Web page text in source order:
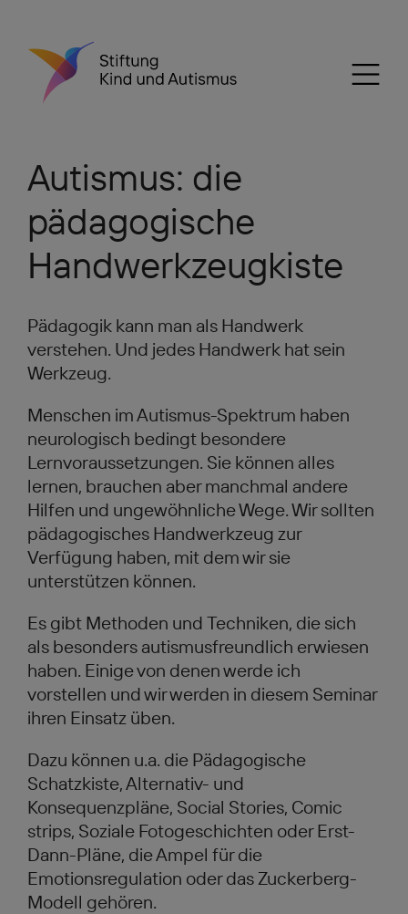
Autismus: die
pädagogische
Handwerkzeugkiste
Pädagogik kann man als Handwerk
verstehen. Und jedes Handwerk hat sein
Werkzeug.
Menschen im Autismus-Spektrum haben
neurologisch bedingt besondere
Lernvoraussetzungen. Sie können alles
lernen, brauchen aber manchmal andere
Hilfen und ungewöhnliche Wege. Wir sollten
pädagogisches Handwerkzeug zur
Verfügung haben, mit dem wir sie
unterstützen können.
Es gibt Methoden und Techniken, die sich
als besonders autismusfreundlich erwiesen
haben. Einige von denen werde ich
vorstellen und wir werden in diesem Seminar
ihren Einsatz üben.
Dazu können u.a. die Pädagogische
Schatzkiste, Alternativ- und
Konsequenzpläne, Social Stories, Comic
strips, Soziale Fotogeschichten oder Erst-
Dann-Pläne, die Ampel für die
Emotionsregulation oder das Zuckerberg-
Modell gehören.